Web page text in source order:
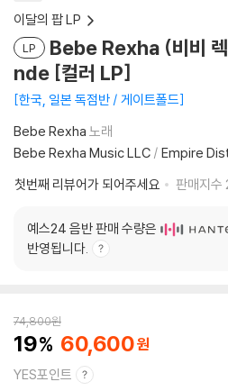
이달의 팝 LP
LP
Bebe Rexha (비비
nde [컬러 LP]
한국, 일본 독점반 / 게이트폴드
Bebe Rexha 노래
Bebe Rexha Music LLC / Empire
첫번째 리뷰어가 되어주세요
판매지수
예스24 음반 판매 수량은
반영됩니다.
74,800원
19 60,600
YES포인트